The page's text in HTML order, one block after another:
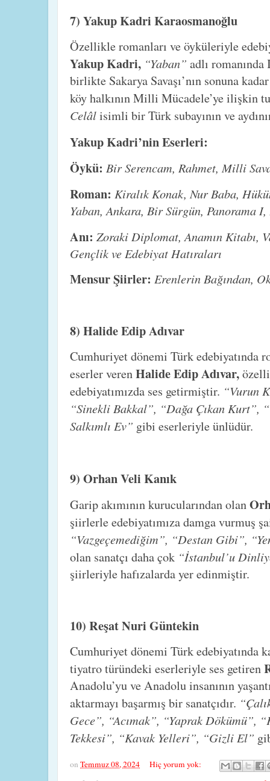
7) Yakup Kadri Karaosmanoğlu
Özellikle romanları ve öyküleriyle
Yakup Kadri, “Yaban” adlı
birlikte Sakarya Savaşı’nın sonuna
köy halkının Milli Mücadele’ye ilişkin
Celâlisimli bir Türk subayının ve
Yakup Kadri’nin Eserleri:
Öykü: Bir Serencam, Rahmet, Milli
Roman: Kiralık Konak, Nur Baba,
Yaban, Ankara, Bir Sürgün, Panorama
Anı: Zoraki Diplomat, Anamın Kitabı,
Gençlik ve Edebiyat Hatıraları
Mensur Şiirler: Erenlerin Bağından,
8) Halide Edip Adıvar
Cumhuriyet dönemi Türk edebiyatında
eserler verenHalide Edip Adıvar,
edebiyatımızda ses getirmiştir. “Vurun
“Sinekli Bakkal”, “Dağa Çıkan Kurt”,
Salkımlı Ev” gibi eserleriyle ünlüdür.
9) Orhan Veli Kanık
Garip akımının kurucularından olan
şiirlerle edebiyatımıza damga vurmuş
“Vazgeçemediğim”, “Destan Gibi”,
olan sanatçı daha çok “İstanbul’u
şiirleriyle hafızalarda yer edinmiştir.
10) Reşat Nuri Güntekin
Cumhuriyet dönemi Türk edebiyatında
tiyatro türündeki eserleriyle ses getiren
Anadolu’yu ve Anadolu insanının
aktarmayı başarmış bir sanatçıdır.
Gece”, “Acımak”, “Yaprak Dökümü”,
Tekkesi”, “Kavak Yelleri”, “Gizli El”
on Temmuz 08, 2024 Hiç yorum yok: